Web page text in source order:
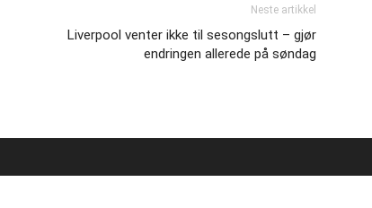
Neste artikkel
Liverpool venter ikke til sesongslutt – gjør
endringen allerede på søndag